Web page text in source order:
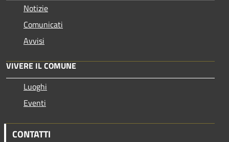
Notizie
Comunicati
Avvisi
VIVERE IL COMUNE
Luoghi
Eventi
CONTATTI